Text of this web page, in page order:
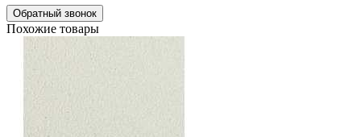
Обратный звонок
Похожие товары